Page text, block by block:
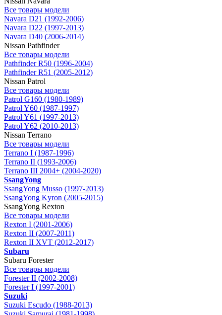
Все товары модели
Navara D21 (1992-2006)
Navara D22 (1997-2013)
Navara D40 (2006-2014)
Nissan Pathfinder
Все товары модели
Pathfinder R50 (1996-2004)
Pathfinder R51 (2005-2012)
Nissan Patrol
Все товары модели
Patrol G160 (1980-1989)
Patrol Y60 (1987-1997)
Patrol Y61 (1997-2013)
Patrol Y62 (2010-2013)
Nissan Terrano
Все товары модели
Terrano I (1987-1996)
Terrano II (1993-2006)
Terrano III 2004+ (2004-2020)
SsangYong
SsangYong Musso (1997-2013)
SsangYong Kyron (2005-2015)
SsangYong Rexton
Все товары модели
Rexton I (2001-2006)
Rexton II (2007-2011)
Rexton II XVT (2012-2017)
Subaru
Subaru Forester
Все товары модели
Forester II (2002-2008)
Forester I (1997-2001)
Suzuki
Suzuki Escudo (1988-2013)